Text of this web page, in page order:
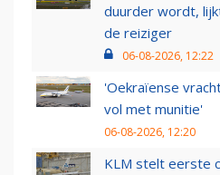
duurder wordt,
de reiziger
06-08-2026, 12:22
'Oekraïense
vol met munitie'
06-08-2026, 12:20
KLM stelt eerste